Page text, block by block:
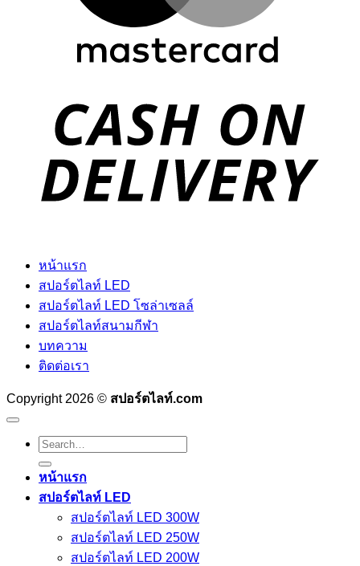
หน้าแรก
สปอร์ตไลท์ LED
สปอร์ตไลท์ LED โซล่าเซลล์
สปอร์ตไลท์สนามกีฬา
บทความ
ติดต่อเรา
Copyright 2026 © สปอร์ตไลท์.com
Search
for:
หน้าแรก
สปอร์ตไลท์ LED
สปอร์ตไลท์ LED 300W
สปอร์ตไลท์ LED 250W
สปอร์ตไลท์ LED 200W